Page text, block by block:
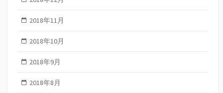
2018年11月
2018年10月
2018年9月
2018年8月